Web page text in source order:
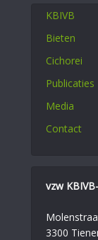
KBIVB
Bieten
Cichorei
Publicaties
Media
Contact
vzw
3300